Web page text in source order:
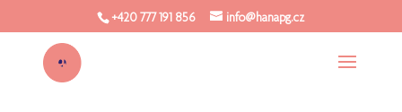
+420 777 191 856 info@hanapg.cz